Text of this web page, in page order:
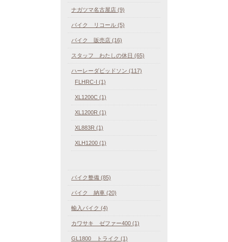
ナガツマ名古屋店 (9)
バイク リコール (5)
バイク 販売店 (16)
スタッフ わたしの休日 (65)
ハーレーダビッドソン (117)
FLHRC-I (1)
XL1200C (1)
XL1200R (1)
XL883R (1)
XLH1200 (1)
バイク整備 (85)
バイク 納車 (20)
輸入バイク (4)
カワサキ ゼファー400 (1)
GL1800 トライク (1)